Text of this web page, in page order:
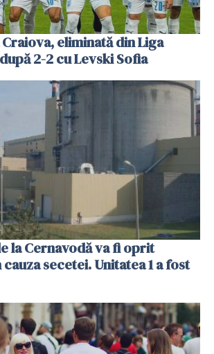
eliminată din Liga
2-2 cu Levski Sofia
la Cernavodă va fi oprit
secetei. Unitatea 1 a fost